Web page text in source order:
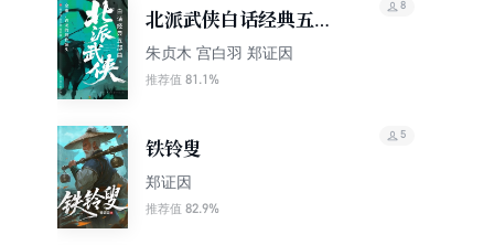
北派武侠白话经典五部
曲（金庸、古龙的创作
源头）
朱贞木 宫白羽 郑证因
推荐值 81.1%
8
铁铃叟
郑证因
推荐值 82.9%
5